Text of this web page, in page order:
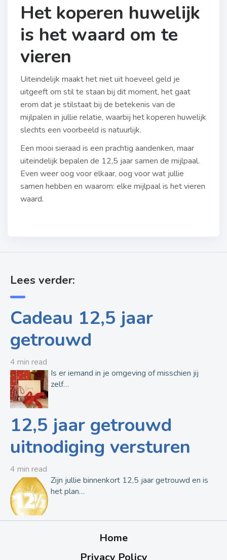
Het koperen huwelijk
is het waard om te
vieren
Uiteindelijk maakt het niet uit hoeveel geld je
uitgeeft om stil te staan bij dit moment, het gaat
erom dat je stilstaat bij de betekenis van de
mijlpalen in jullie relatie, waarbij het koperen huwelijk
slechts een voorbeeld is natuurlijk.
Een mooi sieraad is een prachtig aandenken, maar
uiteindelijk bepalen de 12,5 jaar samen de mijlpaal.
Even weer oog voor elkaar, oog voor wat jullie
samen hebben en waarom: elke mijlpaal is het vieren
waard.
Lees verder:
Cadeau 12,5 jaar
getrouwd
4 min read
Is er iemand in je omgeving of misschien jij
zelf…
12,5 jaar getrouwd
uitnodiging versturen
4 min read
Zijn jullie binnenkort 12,5 jaar getrouwd en is
het plan…
Home
Privacy Policy